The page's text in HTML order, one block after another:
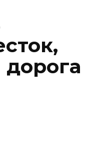
дорога